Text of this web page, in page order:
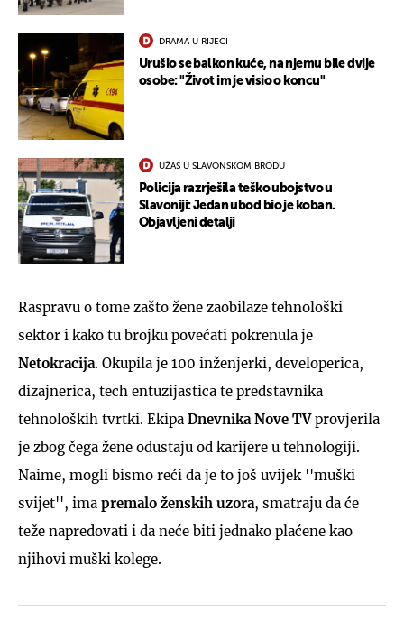
DRAMA U RIJECI
Urušio se balkon kuće, na njemu bile dvije
osobe: "Život im je visio o koncu"
UŽAS U SLAVONSKOM BRODU
Policija razrješila teško ubojstvo u
Slavoniji: Jedan ubod bio je koban.
Objavljeni detalji
Raspravu o tome zašto žene zaobilaze tehnološki
sektor i kako tu brojku povećati pokrenula je
Netokracija. Okupila je 100 inženjerki, developerica,
dizajnerica, tech entuzijastica te predstavnika
tehnoloških tvrtki. Ekipa Dnevnika Nove TVprovjerila
je zbog čega žene odustaju od karijere u tehnologiji.
Naime, mogli bismo reći da je to još uvijek ''muški
svijet'', ima premalo ženskih uzora, smatraju da će
teže napredovati i da neće biti jednako plaćene kao
njihovi muški kolege.